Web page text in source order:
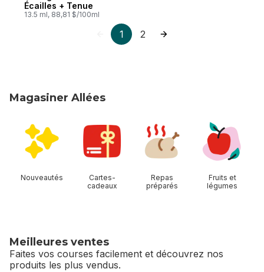
Écailles + Tenue
13.5 ml, 88,81 $/100ml
1 2
Magasiner Allées
Nouveautés
Cartes-
cadeaux
Repas
préparés
Fruits et
légumes
Meilleures ventes
Faites vos courses facilement et découvrez nos
produits les plus vendus.